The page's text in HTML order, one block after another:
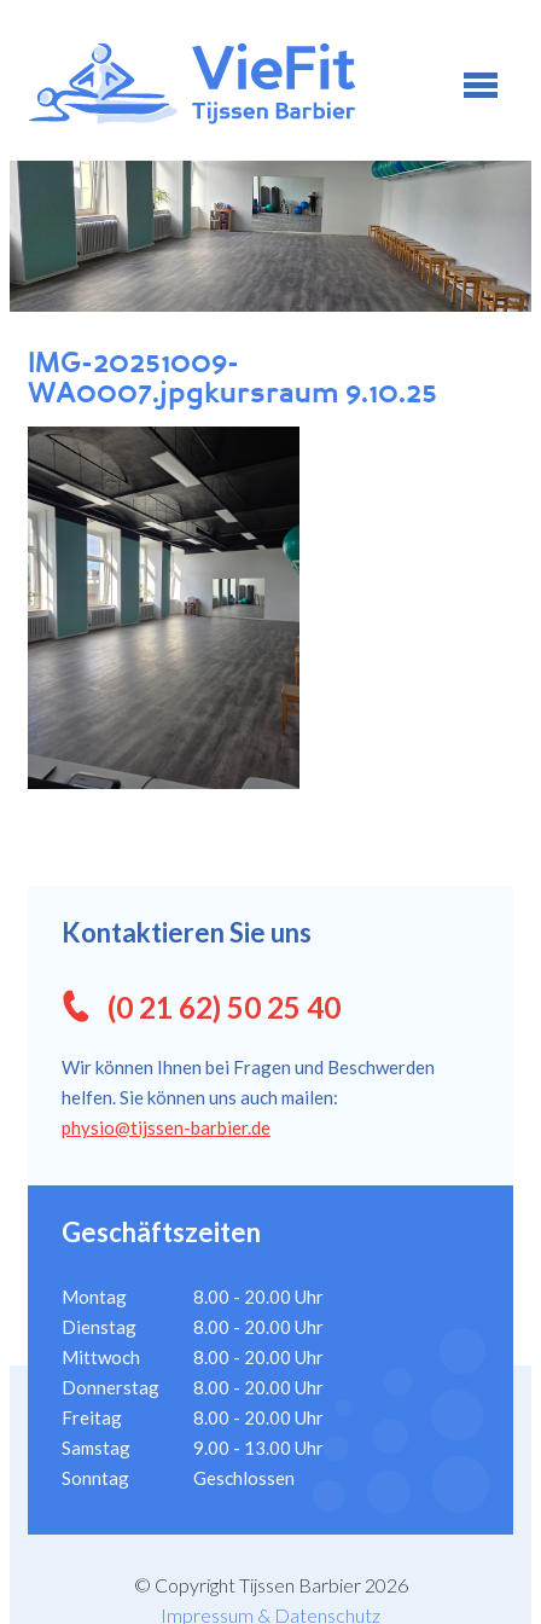
IMG-20251009-
WA0007.jpgkursraum 9.10.25
Kontaktieren Sie uns
(0 21 62) 50 25 40
Wir können Ihnen bei Fragen und Beschwerden
helfen. Sie können uns auch mailen:
physio@tijssen-barbier.de
Geschäftszeiten
Montag
8.00 - 20.00 Uhr
Dienstag
8.00 - 20.00 Uhr
Mittwoch
8.00 - 20.00 Uhr
Donnerstag
8.00 - 20.00 Uhr
Freitag
8.00 - 20.00 Uhr
Samstag
9.00 - 13.00 Uhr
Sonntag
Geschlossen
© Copyright Tijssen Barbier 2026
Impressum & Datenschutz